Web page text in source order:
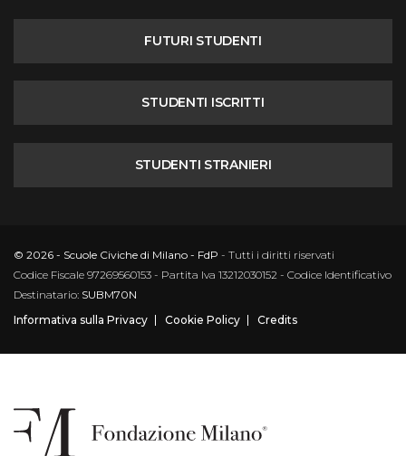
FUTURI STUDENTI
STUDENTI ISCRITTI
STUDENTI STRANIERI
© 2026 - Scuole Civiche di Milano - FdP - Tutti i diritti riservati
Codice Fiscale 97269560153 - Partita Iva 13212030152 - Codice Identificativo
Destinatario: SUBM70N
Informativa sulla Privacy
Cookie Policy Credits